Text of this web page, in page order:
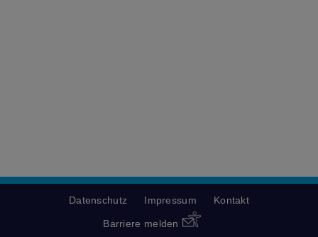
Datenschutz Impressum Kontakt
Barriere melden